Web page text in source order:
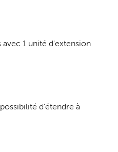
avec 1 unité d'extension
d'étendre à